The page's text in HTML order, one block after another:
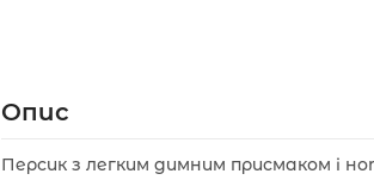
Опис
Персик з легким димним присмаком і